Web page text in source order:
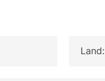
Land: